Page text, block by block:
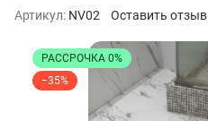
Артикул: NV02 Оставить отзыв
РАССРОЧКА 0%
−35%